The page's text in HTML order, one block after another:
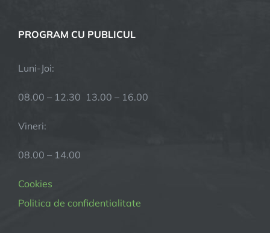
PROGRAM CU PUBLICUL
Luni-Joi:
08.00 – 12.30 13.00 – 16.00
Vineri:
08.00 – 14.00
Cookies
Politica de confidentialitate